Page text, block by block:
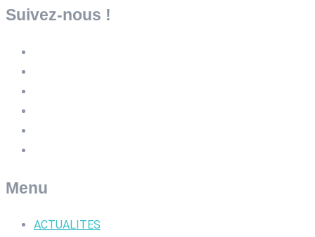
Suivez-nous !
Menu
ACTUALITES